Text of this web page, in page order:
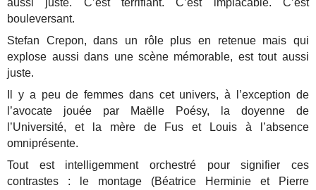
bouleversant.
Stefan Crepon, dans un rôle plus en retenue mais qui
explose aussi dans une scène mémorable, est tout aussi
juste.
Il y a peu de femmes dans cet univers, à l’exception de
l’avocate jouée par Maëlle Poésy, la doyenne de
l’Université, et la mère de Fus et Louis à l’absence
omniprésente.
Tout est intelligemment orchestré pour signifier ces
contrastes : le montage (Béatrice Herminie et Pierre